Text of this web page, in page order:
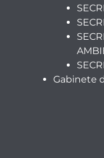
Gabinete